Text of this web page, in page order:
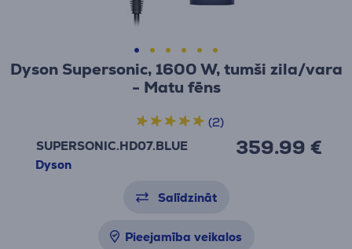
Dyson Supersonic, 1600 W, tumši zila/vara
- Matu fēns
SUPERSONIC.HD07.BLUE
Dyson
359.99 €
(2)
Salīdzināt
Pieejamība veikalos